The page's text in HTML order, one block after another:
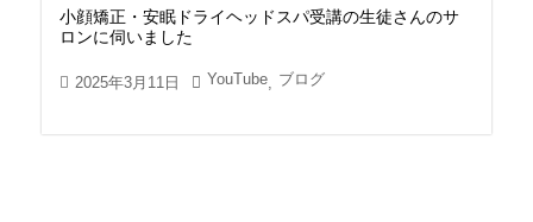
小顔矯正・安眠ドライヘッドスパ受講の生徒さんのサ
ロンに伺いました
2025年3月11日 YouTube ブログ